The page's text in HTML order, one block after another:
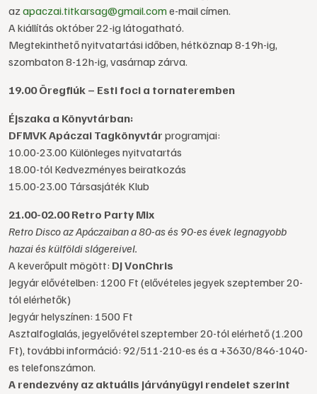
azapaczai.titkarsag@gmail.come-mail címen.
A kiállítás október 22-ig látogatható.
Megtekinthető nyitvatartási időben, hétköznap 8-19h-ig,
szombaton 8-12h-ig, vasárnap zárva.
19.00 Öregfiúk – Esti foci a tornateremben
Éjszaka a Könyvtárban:
DFMVK Apáczai Tagkönyvtár programjai:
10.00-23.00 Különleges nyitvatartás
18.00-tól Kedvezményes beiratkozás
15.00-23.00 Társasjáték Klub
21.00-02.00 Retro Party Mix
Retro Disco az Apáczaiban a 80-as és 90-es évek legnagyobb
hazai és külföldi slágereivel.
A keverőpult mögött: DJ VonChris
Jegyár elővételben: 1200 Ft (elővételes jegyek szeptember 20-
tól elérhetők)
Jegyár helyszínen: 1500 Ft
Asztalfoglalás, jegyelővétel szeptember 20-tól elérhető (1.200
Ft), további információ: 92/511-210-es és a +3630/846-1040-
es telefonszámon.
A rendezvény az aktuális járványügyi rendelet szerint